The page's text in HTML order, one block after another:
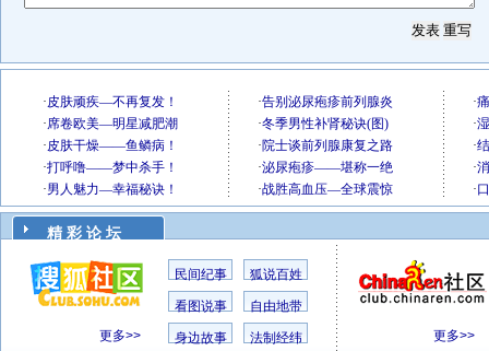
精 彩 论 坛
更多>>
民间纪事 狐说百姓
看图说事 自由地带
身边故事 法制经纬 更多>>